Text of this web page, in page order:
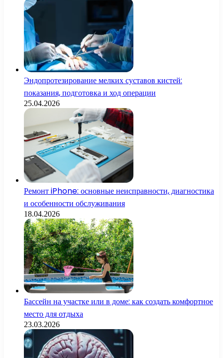
Эндопротезирование мелких суставов кистей:
показания, подготовка и ход операции
25.04.2026
Ремонт iPhone: основные неисправности, диагностика
и особенности обслуживания
18.04.2026
Бассейн на участке или в доме: как создать комфортное
место для отдыха
23.03.2026